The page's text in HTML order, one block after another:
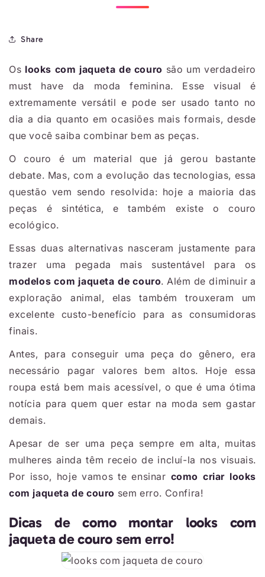
Share
Os looks com jaqueta de couro são um verdadeiro
must have da moda feminina. Esse visual é
extremamente versátil e pode ser usado tanto no
dia a dia quanto em ocasiões mais formais, desde
que você saiba combinar bem as peças.
O couro é um material que já gerou bastante
debate. Mas, com a evolução das tecnologias, essa
questão vem sendo resolvida: hoje a maioria das
peças é sintética, e também existe o couro
ecológico.
Essas duas alternativas nasceram justamente para
trazer uma pegada mais sustentável para os
modelos com jaqueta de couro. Além de diminuir a
exploração animal, elas também trouxeram um
excelente custo-benefício para as consumidoras
finais.
Antes, para conseguir uma peça do gênero, era
necessário pagar valores bem altos. Hoje essa
roupa está bem mais acessível, o que é uma ótima
notícia para quem quer estar na moda sem gastar
demais.
Apesar de ser uma peça sempre em alta, muitas
mulheres ainda têm receio de incluí-la nos visuais.
Por isso, hoje vamos te ensinar como criar looks
com jaqueta de couro sem erro. Confira!
Dicas de como montar looks com
jaqueta de couro sem erro!